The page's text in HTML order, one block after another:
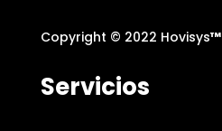
Copyright © 2022 Hovisys™
Servicios